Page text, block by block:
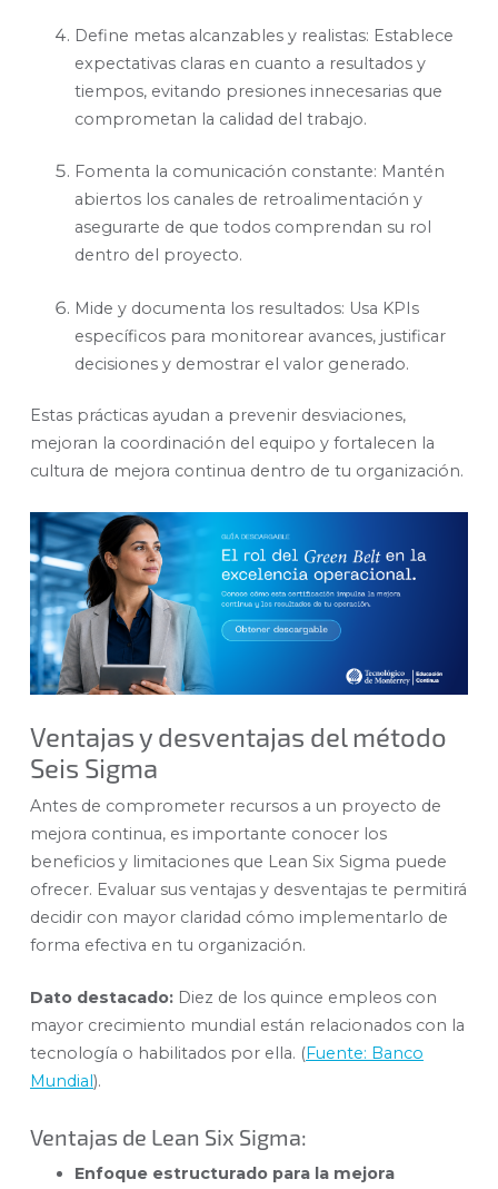
Define metas alcanzables y realistas: Establece
expectativas claras en cuanto a resultados y
tiempos, evitando presiones innecesarias que
comprometan la calidad del trabajo.
Fomenta la comunicación constante: Mantén
abiertos los canales de retroalimentación y
asegurarte de que todos comprendan su rol
dentro del proyecto.
Mide y documenta los resultados: Usa KPIs
específicos para monitorear avances, justificar
decisiones y demostrar el valor generado.
Estas prácticas ayudan a prevenir desviaciones,
mejoran la coordinación del equipo y fortalecen la
cultura de mejora continua dentro de tu organización.
Ventajas y desventajas del método
Seis Sigma
Antes de comprometer recursos a un proyecto de
mejora continua, es importante conocer los
beneficios y limitaciones que Lean Six Sigma puede
ofrecer. Evaluar sus ventajas y desventajas te permitirá
decidir con mayor claridad cómo implementarlo de
forma efectiva en tu organización.
Dato destacado: Diez de los quince empleos con
mayor crecimiento mundial están relacionados con la
tecnología o habilitados por ella. (Fuente: Banco
Mundial).
Ventajas de Lean Six Sigma:
Enfoque estructurado para la mejora